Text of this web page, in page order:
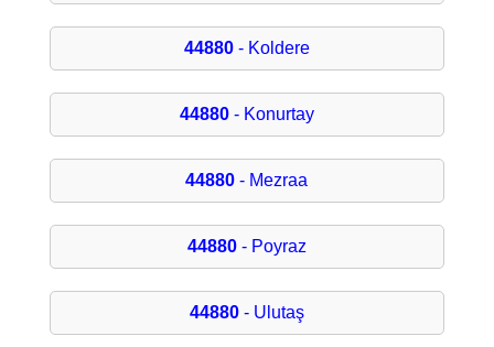
44880- Koldere
44880- Konurtay
44880 - Mezraa
44880- Poyraz
44880- Ulutaş